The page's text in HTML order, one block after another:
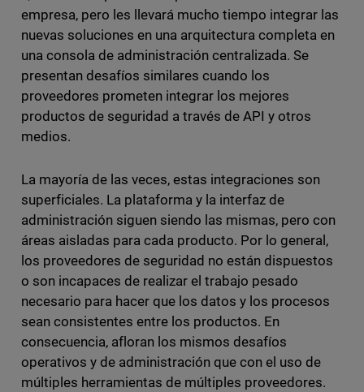
empresa, pero les llevará mucho tiempo integrar las
nuevas soluciones en una arquitectura completa en
una consola de administración centralizada. Se
presentan desafíos similares cuando los
proveedores prometen integrar los mejores
productos de seguridad a través de API y otros
medios.
La mayoría de las veces, estas integraciones son
superficiales. La plataforma y la interfaz de
administración siguen siendo las mismas, pero con
áreas aisladas para cada producto. Por lo general,
los proveedores de seguridad no están dispuestos
o son incapaces de realizar el trabajo pesado
necesario para hacer que los datos y los procesos
sean consistentes entre los productos. En
consecuencia, afloran los mismos desafíos
operativos y de administración que con el uso de
múltiples herramientas de múltiples proveedores.